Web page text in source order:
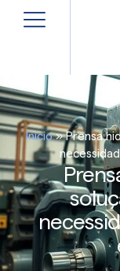
Início»Prensa